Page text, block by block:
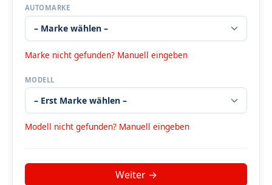
AUTOMARKE
Marke nicht gefunden? Manuell eingeben
MODELL
Modell nicht gefunden? Manuell eingeben